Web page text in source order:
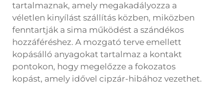
tartalmaznak, amely megakadályozza a
véletlen kinyílást szállítás közben, miközben
fenntartják a sima működést a szándékos
hozzáféréshez. A mozgató terve emellett
kopásálló anyagokat tartalmaz a kontakt
pontokon, hogy megelőzze a fokozatos
kopást, amely idővel cipzár-hibához vezethet.